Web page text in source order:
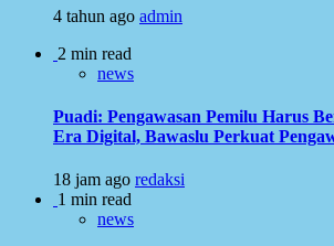
4 tahun ago admin
2 min read
news
Puadi: Pengawasan Pemilu Harus
Era Digital, Bawaslu Perkuat
18 jam ago redaksi
1 min read
news